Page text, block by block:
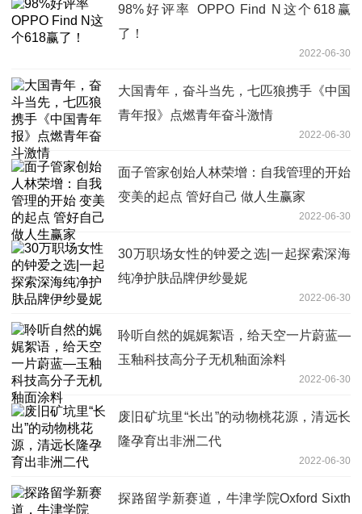
98%好评率 OPPO Find N这个618赢
了！
2022-06-30
大国青年，奋斗当先，七匹狼携手《中国
青年报》点燃青年奋斗激情
2022-06-30
面子管家创始人林荣增：自我管理的开始
变美的起点 管好自己 做人生赢家
2022-06-30
30万职场女性的钟爱之选|一起探索深海
纯净护肤品牌伊纱曼妮
2022-06-30
聆听自然的娓娓絮语，给天空一片蔚蓝—
玉釉科技高分子无机釉面涂料
2022-06-30
废旧矿坑里“长出”的动物桃花源，清远长
隆孕育出非洲二代
2022-06-30
探路留学新赛道，牛津学院Oxford Sixth